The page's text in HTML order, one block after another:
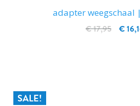
adapter weegschaal
€
€ 17,95
SALE!